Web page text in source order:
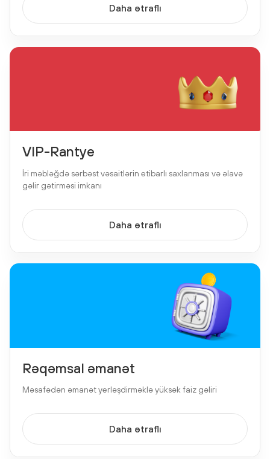
Daha ətraflı
VIP-Rantye
İri məbləğdə sərbəst vəsaitlərin etibarlı saxlanması və əlavə
gəlir gətirməsi imkanı
Daha ətraflı
Rəqəmsal əmanət
Məsafədən əmanət yerləşdirməklə yüksək faiz gəliri
Daha ətraflı